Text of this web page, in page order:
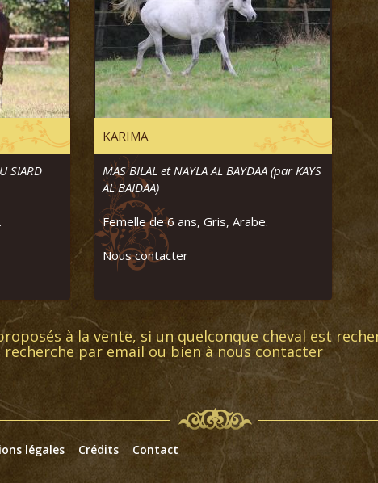
SIARD
KARIMA
MAS BILAL et NAYLA AL BAYDAA (par KAYS
AL BAIDAA)
Femelle de 6 ans, Gris, Arabe.
Nous contacter
à la vente, si un quelconque cheval est
par email ou bien à nous contacter
légales Crédits Contact